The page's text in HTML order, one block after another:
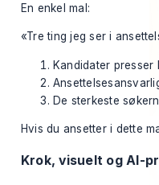
En enkel mal:
«Tre ting jeg ser i
Kandidater
De sterkeste
Hvis du ansetter i dette
Krok, visuelt og AI-